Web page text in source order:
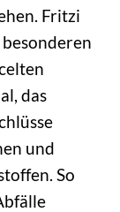
Fritzi
das
und
So